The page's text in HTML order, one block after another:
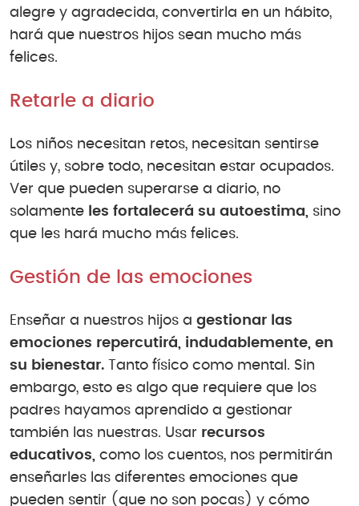
alegre y agradecida, convertirla en un hábito,
hará que nuestros hijos sean mucho más
felices.
Retarle a diario
Los niños necesitan retos, necesitan sentirse
útiles y, sobre todo, necesitan estar ocupados.
Ver que pueden superarse a diario, no
solamente les fortalecerá su autoestima, sino
que les hará mucho más felices.
Gestión de las emociones
Enseñar a nuestros hijos a gestionar las
emociones repercutirá, indudablemente, en
su bienestar. Tanto físico como mental. Sin
embargo, esto es algo que requiere que los
padres hayamos aprendido a gestionar
también las nuestras. Usar recursos
educativos, como los cuentos, nos permitirán
enseñarles las diferentes emociones que
pueden sentir (que no son pocas) y cómo